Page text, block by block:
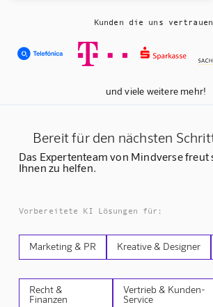
Kunden die uns
und viele weitere mehr!
Bereit für den nächsten
Das Expertenteam von Mindverse freut
Ihnen zu helfen.
Vorbereitete KI Lösungen für:
Marketing & PR Kreative & Designer
Recht &
Finanzen
Vertrieb & Kunden-
Service